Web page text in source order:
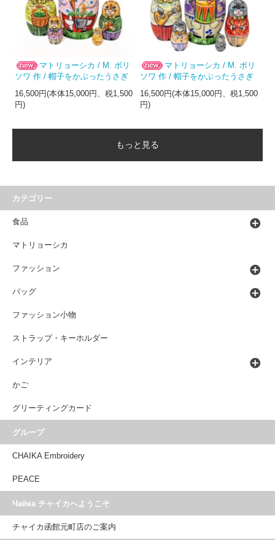
マトリョーシカ / M. ボリ
ソワ 作 / 帽子をかぶったうさぎ
16,500円(本体15,000円、税1,500
円)
マトリョーシカ / M. ボリ
ソワ 作 / 帽子をかぶったうさぎ
16,500円(本体15,000円、税1,500
円)
もっと見る
カテゴリー
食品
マトリョーシカ
ファッション
バッグ
ファッション小物
ストラップ・キーホルダー
インテリア
かご
グリーティングカード
グループ
CHAIKA Embroidery
PEACE
Чайка チャイカへようこそ
チャイカ函館元町店のご案内